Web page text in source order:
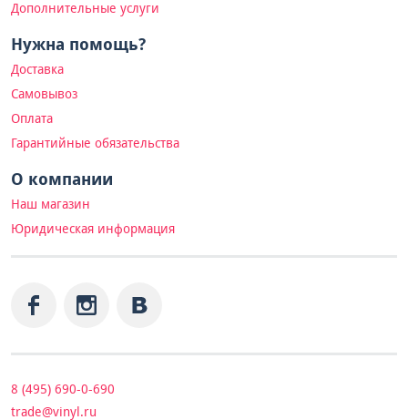
Дополнительные услуги
Нужна помощь?
Доставка
Самовывоз
Оплата
Гарантийные обязательства
О компании
Наш магазин
Юридическая информация
8 (495) 690-0-690
trade@vinyl.ru